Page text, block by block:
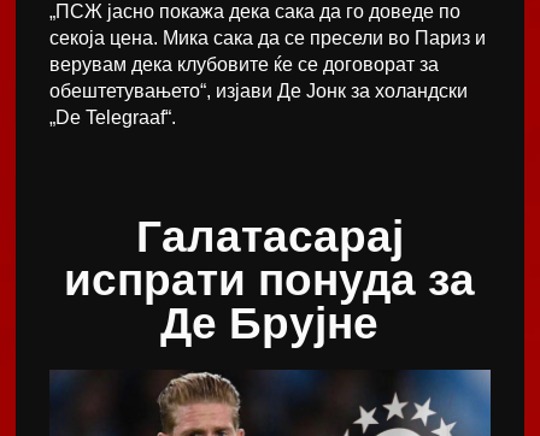
„ПСЖ јасно покажа дека сака да го доведе по
секоја цена. Мика сака да се пресели во Париз и
верувам дека клубовите ќе се договорат за
обештетувањето“, изјави Де Јонк за холандски
„De Telegraaf“.
Галатасарај
испрати понуда за
Де Брујне